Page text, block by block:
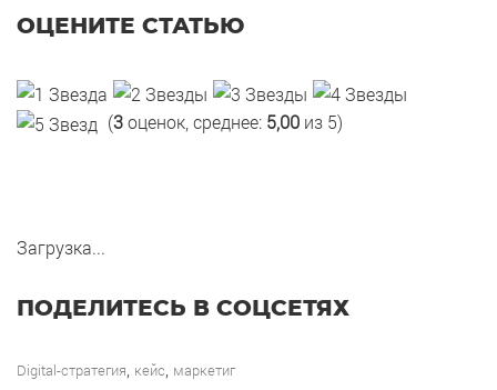
ОЦЕНИТЕ СТАТЬЮ
(3оценок, среднее: 5,00 из 5)
Загрузка...
ПОДЕЛИТЕСЬ В СОЦСЕТЯХ
Digital-стратегия кейс маркетиг